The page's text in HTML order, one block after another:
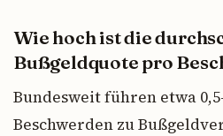
Wie hoch ist die
Bußgeldquote pro
Bundesweit führen etwa
Beschwerden zu